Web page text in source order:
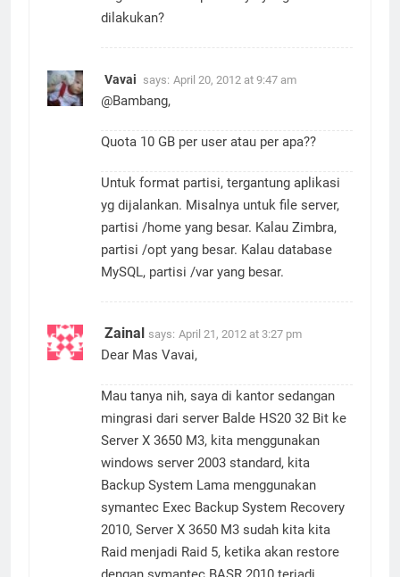
bagaimana mempartisinya yang terbaik
Vavai says:
Untuk format partisi, tergantung aplikasi
yg dijalankan. Misalnya untuk file server,
partisi /home yang besar. Kalau Zimbra,
partisi /opt yang besar. Kalau database
Zainal says: April 21, 2012 at 3:27 pm
Mau tanya nih, saya di kantor sedangan
mingrasi dari server Balde HS20 32 Bit ke
Server X 3650 M3, kita menggunakan
windows server 2003 standard, kita
Backup System Lama menggunakan
symantec Exec Backup System Recovery
2010, Server X 3650 M3 sudah kita kita
Raid menjadi Raid 5, ketika akan restore